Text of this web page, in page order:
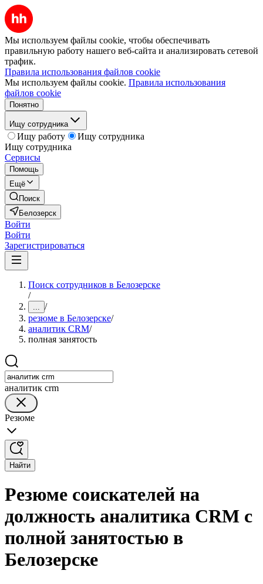
Мы используем файлы cookie, чтобы обеспечивать
правильную работу нашего веб-сайта и анализировать сетевой
трафик.
Правила использования файлов cookie
Мы используем файлы cookie. Правила использования
файлов cookie
Понятно
Ищу сотрудника
Ищу работу
Ищу сотрудника
Ищу сотрудника
Сервисы
Помощь
Ещё
Поиск
Белозерск
Войти
Войти
Зарегистрироваться
Поиск сотрудников в Белозерске
/
... /
резюме в Белозерске/
аналитик CRM/
полная занятость
аналитик crm
Резюме
Найти
Резюме соискателей на
должность аналитика CRM с
полной занятостью в
Белозерске